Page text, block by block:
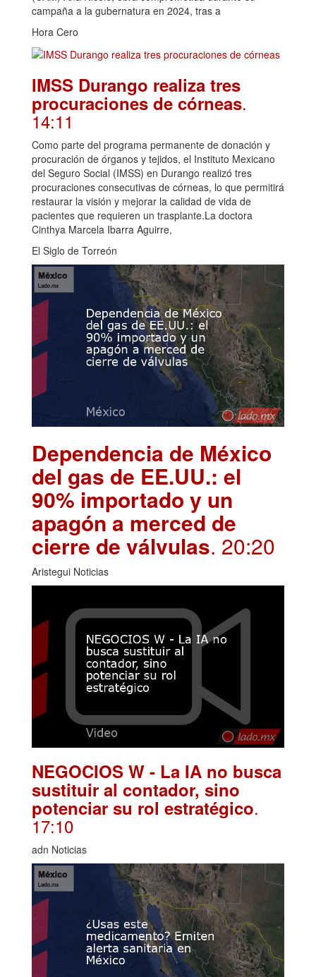
campaña a la gubernatura en 2024, tras a
Hora Cero
IMSS Durango realiza tres
procuraciones de córneas.
14:11
Como parte del programa permanente de donación y
procuración de órganos y tejidos, el Instituto Mexicano
del Seguro Social (IMSS) en Durango realizó tres
procuraciones consecutivas de córneas, lo que permitirá
restaurar la visión y mejorar la calidad de vida de
pacientes que requieren un trasplante.La doctora
Cinthya Marcela Ibarra Aguirre,
El Siglo de Torreón
Dependencia de México
del gas de EE.UU.: el
90% importado y un
apagón a merced de
cierre de válvulas. 20:20
Aristegui Noticias
NEGOCIOS W - La IA no busca
sustituir al contador, sino
potenciar su rol estratégico.
17:10
adn Noticias